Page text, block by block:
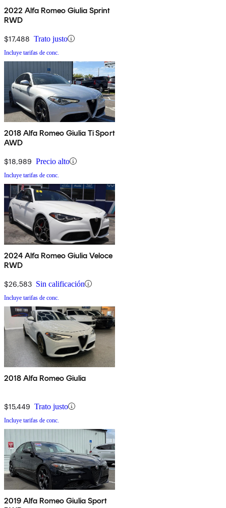
2022 Alfa Romeo Giulia Sprint
RWD
$17,488 Trato justo
Incluye tarifas de conc.
2018 Alfa Romeo Giulia Ti Sport
AWD
$18,989 Precio alto
Incluye tarifas de conc.
2024 Alfa Romeo Giulia Veloce
RWD
$26,583 Sin calificación
Incluye tarifas de conc.
2018 Alfa Romeo Giulia
$15,449 Trato justo
Incluye tarifas de conc.
2019 Alfa Romeo Giulia Sport